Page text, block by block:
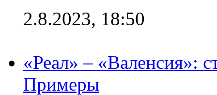
2.8.2023, 18:50
«Реал» – «Валенсия»:
Примеры